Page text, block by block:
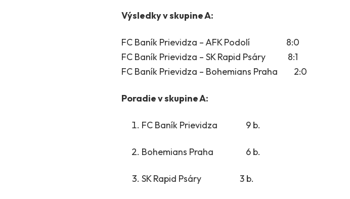
Výsledky v skupine A:
FC Baník Prievidza – AFK Podolí 8:0
FC Baník Prievidza – SK Rapid Psáry 8:1
FC Baník Prievidza – Bohemians Praha 2:0
Poradie v skupine A:
FC Baník Prievidza 9 b.
Bohemians Praha 6 b.
SK Rapid Psáry 3 b.